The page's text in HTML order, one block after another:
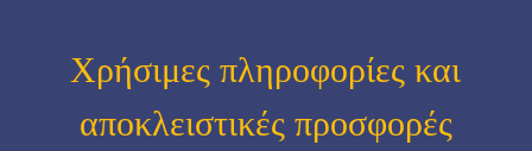
Χρήσιμες πληροφορίες και
αποκλειστικές προσφορές